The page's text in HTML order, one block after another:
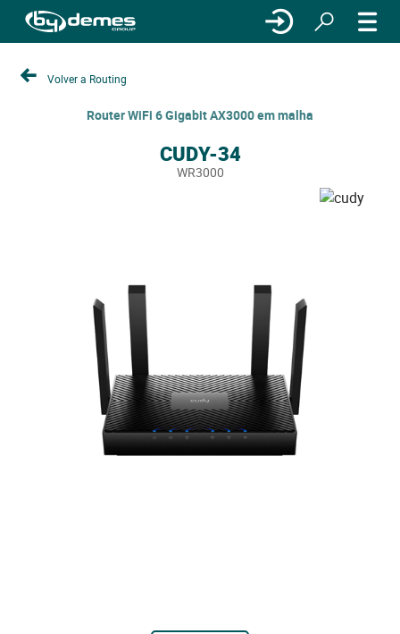
Volver a Routing
Router WiFi 6 Gigabit AX3000 em malha
CUDY-34
WR3000